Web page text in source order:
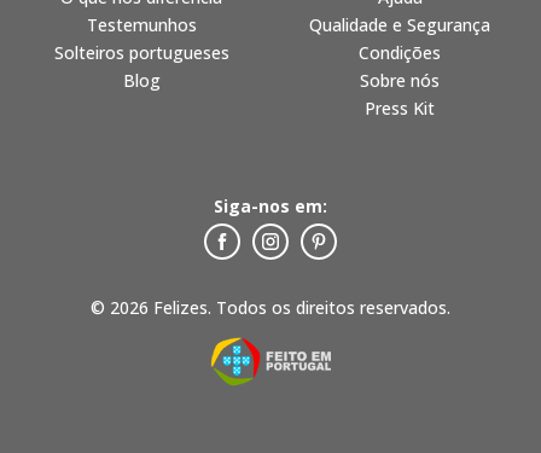
© 2026 Felizes. Todos os direitos reservados.
Testemunhos
Solteiros portugueses
Blog
Qualidade e Segurança
Condições
Sobre nós
Press Kit
Siga-nos em: